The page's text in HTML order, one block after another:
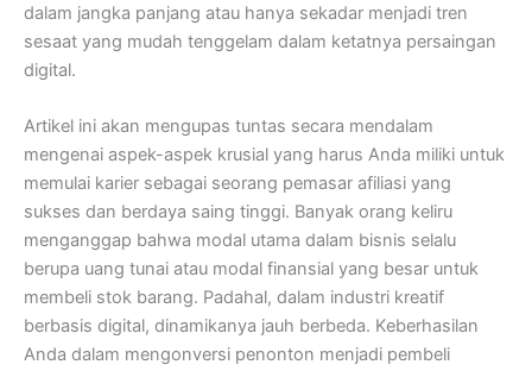
dalam jangka panjang atau hanya sekadar menjadi tren
sesaat yang mudah tenggelam dalam ketatnya persaingan
digital.
Artikel ini akan mengupas tuntas secara mendalam
mengenai aspek-aspek krusial yang harus Anda miliki untuk
memulai karier sebagai seorang pemasar afiliasi yang
sukses dan berdaya saing tinggi. Banyak orang keliru
menganggap bahwa modal utama dalam bisnis selalu
berupa uang tunai atau modal finansial yang besar untuk
membeli stok barang. Padahal, dalam industri kreatif
berbasis digital, dinamikanya jauh berbeda. Keberhasilan
Anda dalam mengonversi penonton menjadi pembeli